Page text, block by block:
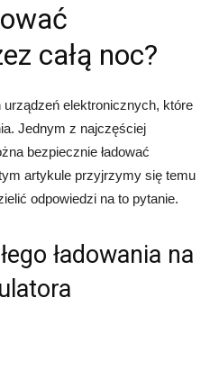
całą noc?
elektronicznych, które
Jednym z najczęściej
bezpiecznie ładować
artykule przyjrzymy się temu
odpowiedzi na to pytanie.
ładowania na